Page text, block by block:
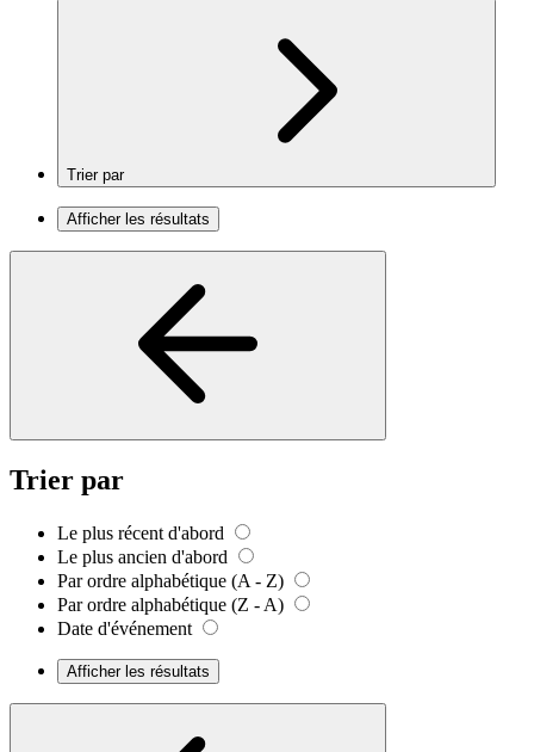
Trier par
Afficher les résultats
Trier par
Le plus récent d'abord
Le plus ancien d'abord
Par ordre alphabétique (A - Z)
Par ordre alphabétique (Z - A)
Date d'événement
Afficher les résultats